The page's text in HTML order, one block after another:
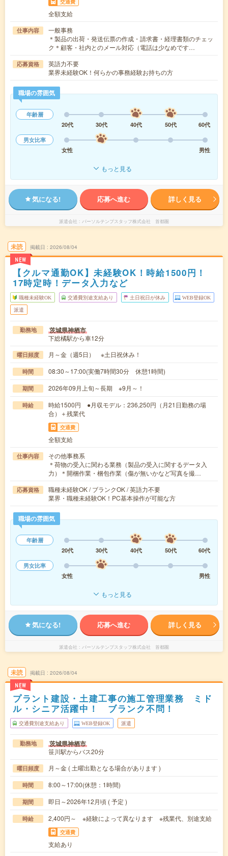
全額支給
仕事内容
一般事務
＊製品の出荷・発送伝票の作成・請求書・経理書類のチェッ
ク＊顧客・社内とのメール対応（電話は少なめです…
応募資格
英語力不要
業界未経験OK！何らかの事務経験お持ちの方
職場の雰囲気
年齢層
20代
30代 40代 50代
60代
男女比率
女性
男性
もっと見る
気になる! 応募へ進む 詳しく見る
派遣会社 パーソルテンプスタッフ株式会社 首都圏
未読
NEW
掲載日 2026/08/04
【クルマ通勤OK】未経験OK！時給1500円！
17時定時！データ入力など
職種未経験OK 交通費別途支給あり 土日祝日が休み WEB登録OK
派遣
勤務地 茨城県神栖市
下総橘駅から車12分
曜日頻度 月～金（週5日） ※土日祝休み！
時間 08:30～17:00(実働7時間30分 休憩1時間)
期間 2026年09月上旬～長期 ※9月～！
時給
時給1500円 ●月収モデル：236,250円（月21日勤務の場
合）＋残業代
交通費
全額支給
仕事内容
その他事務系
＊荷物の受入に関わる業務（製品の受入に関するデータ入
力）＊開梱作業・梱包作業（傷が無いかなど写真を撮…
応募資格
職種未経験OK / ブランクOK / 英語力不要
業界・職種未経験OK！PC基本操作が可能な方
職場の雰囲気
年齢層
20代
30代 40代 50代
60代
男女比率
女性
男性
もっと見る
気になる! 応募へ進む 詳しく見る
派遣会社 パーソルテンプスタッフ株式会社 首都圏
未読
NEW
掲載日 2026/08/04
プラント建設・土建工事の施工管理業務 ミド
ル・シニア活躍中！ ブランク不問！
交通費別途支給あり WEB登録OK 派遣
勤務地 茨城県神栖市
笹川駅からバス20分
曜日頻度 月～金 ( 土曜出勤となる場合があります )
時間 8:00～17:00(休憩：1時間)
期間 即日～2026年12月頃 ( 予定 )
時給 2,400円～ ※経験によって異なります ※残業代、別途支給
交通費
支給あり